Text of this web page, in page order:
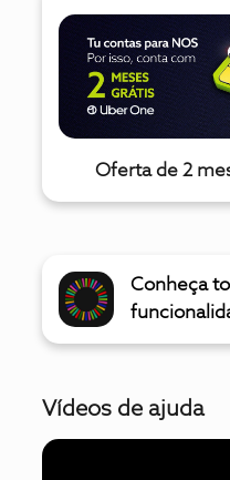
Oferta de 2
Conheça
Vídeos de ajuda